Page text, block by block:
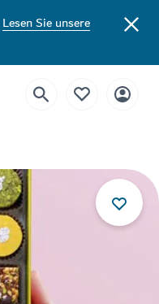
Lesen Sie unsere